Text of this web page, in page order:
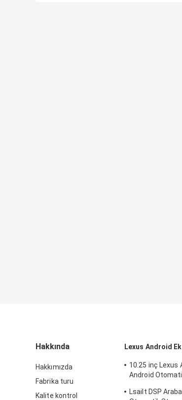
Hakkında
Hakkımızda
Fabrika turu
Kalite kontrol
Lexus Android
10.25 inç Lexus
Android
Lsailt DSP